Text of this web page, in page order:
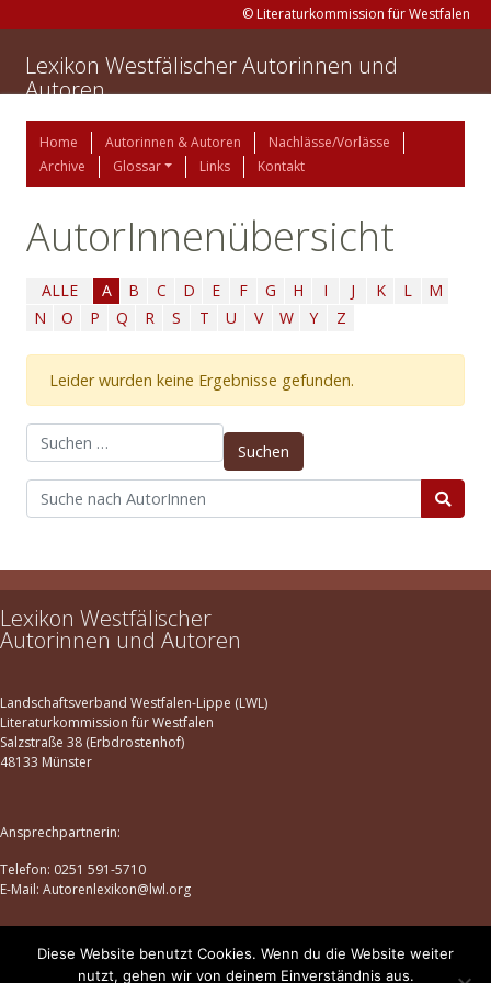
© Literaturkommission für Westfalen
Lexikon Westfälischer Autorinnen und
Autoren
Home Autorinnen & Autoren
Nachlässe/Vorlässe
Archive
Glossar Links Kontakt
AutorInnenübersicht
ALLE A B C D E F G H I J K L
M
N
O P Q R S T U V W Y Z
Leider wurden keine Ergebnisse gefunden.
Suchen nach:
Lexikon Westfälischer
Autorinnen und Autoren
Landschaftsverband Westfalen-Lippe (LWL)
Literaturkommission für Westfalen
Salzstraße 38 (Erbdrostenhof)
48133 Münster
Ansprechpartnerin:
Telefon: 0251 591-5710
E-Mail: Autorenlexikon@lwl.org
Datenschutz |Impressum
Diese Website benutzt Cookies. Wenn du die Website weiter
nutzt, gehen wir von deinem Einverständnis aus.